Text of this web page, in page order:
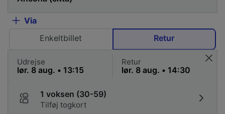
Via
Enkeltbillet
Retur
Udrejse Retur
1 voksen (30-59)
Tilføj togkort